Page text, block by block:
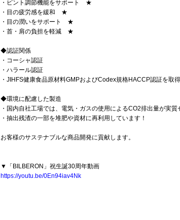
・ピント調節機能をサポート ★
・目の疲労感を緩和 ★
・目の潤いをサポート ★
・首・肩の負担を軽減 ★
◆認証関係
・コーシャ認証
・ハラール認証
・JIHFS健康食品原材料GMPおよびCodex規格HACCP認証を取
◆環境に配慮した製造
・国内自社工場では、電気・ガスの使用によるCO2排出量が実質
・抽出残渣の一部を堆肥や資材に再利用しています！
お客様のサステナブルな商品開発に貢献します。
▼「BILBERON」祝生誕30周年動画
https://youtu.be/0En94iav4Nk